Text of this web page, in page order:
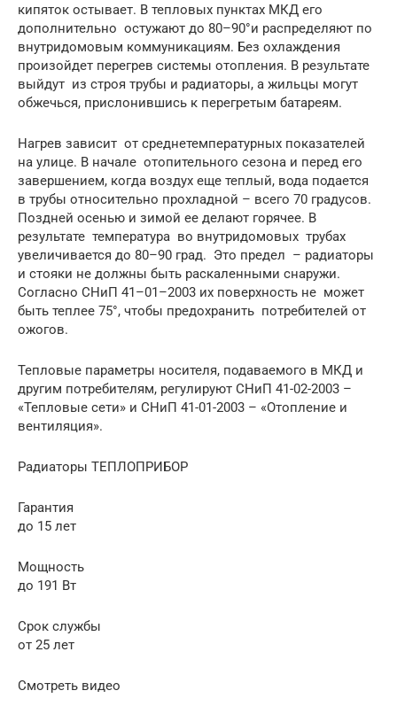
кипяток остывает. В тепловых пунктах МКД его
дополнительно остужают до 80–90°и распределяют по
внутридомовым коммуникациям. Без охлаждения
произойдет перегрев системы отопления. В результате
выйдут из строя трубы и радиаторы, а жильцы могут
обжечься, прислонившись к перегретым батареям.
Нагрев зависит от среднетемпературных показателей
на улице. В начале отопительного сезона и перед его
завершением, когда воздух еще теплый, вода подается
в трубы относительно прохладной – всего 70 градусов.
Поздней осенью и зимой ее делают горячее. В
результате температура во внутридомовых трубах
увеличивается до 80–90 град. Это предел – радиаторы
и стояки не должны быть раскаленными снаружи.
Согласно СНиП 41–01–2003 их поверхность не может
быть теплее 75°, чтобы предохранить потребителей от
ожогов.
Тепловые параметры носителя, подаваемого в МКД и
другим потребителям, регулируют СНиП 41-02-2003 –
«Тепловые сети» и СНиП 41-01-2003 – «Отопление и
вентиляция».
Радиаторы ТЕПЛОПРИБОР
Гарантия
до 15 лет
Мощность
до 191 Вт
Срок службы
от 25 лет
Смотреть видео